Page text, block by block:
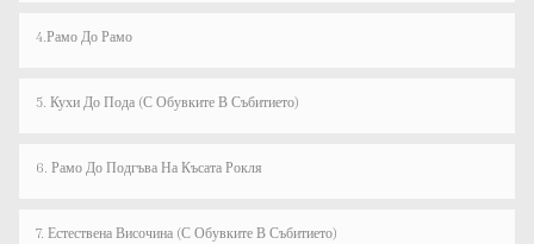
4.рамо До Рамо
5. Кухи До Пода (с Обувките В Събитието)
6. Рамо До Подгъва На Късата Рокля
7. Естествена Височина (с Обувките В Събитието)